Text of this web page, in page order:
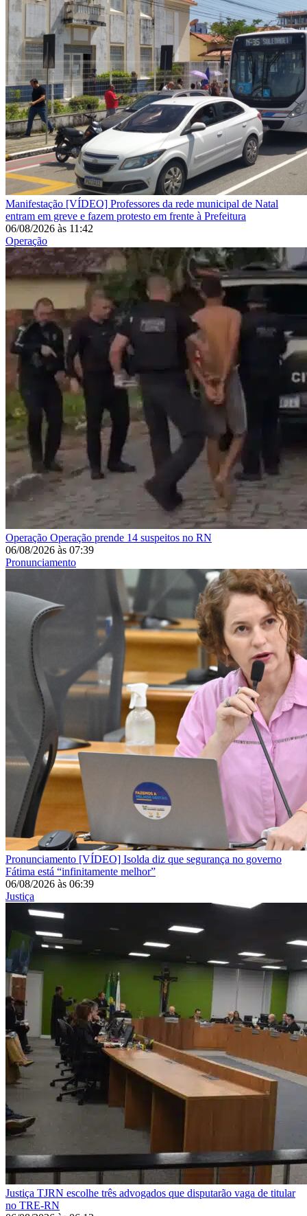
Manifestação [VÍDEO] Professores da rede municipal de Natal
entram em greve e fazem protesto em frente à Prefeitura
06/08/2026 às 11:42
Operação
Operação Operação prende 14 suspeitos no RN
06/08/2026 às 07:39
Pronunciamento
Pronunciamento [VÍDEO] Isolda diz que segurança no governo
Fátima está “infinitamente melhor”
06/08/2026 às 06:39
Justiça
Justiça TJRN escolhe três advogados que disputarão vaga de titular
no TRE-RN